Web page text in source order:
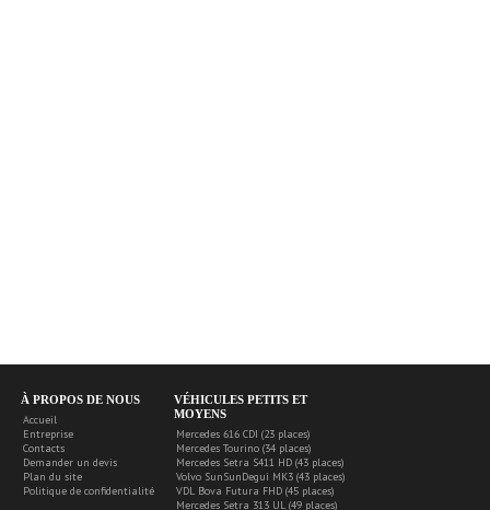
À PROPOS DE NOUS
Accueil
Entreprise
Contacts
Demander un devis
Plan du site
Politique de confidentialité
VÉHICULES PETITS ET
MOYENS
Mercedes 616 CDI (23 places)
Mercedes Tourino (34 places)
Mercedes Setra S411 HD (43 places)
Volvo SunSunDegui MK3 (43 places)
VDL Bova Futura FHD (45 places)
Mercedes Setra 313 UL (49 places)